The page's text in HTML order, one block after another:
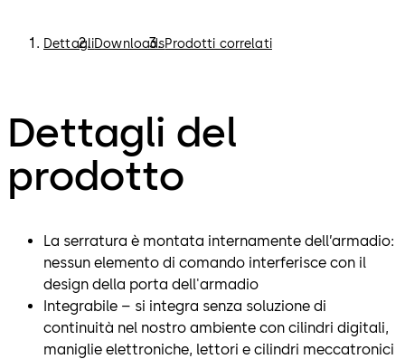
DettagliDownloadsProdotti correlati
Dettagli del
prodotto
La serratura è montata internamente dell’armadio:
nessun elemento di comando interferisce con il
design della porta dell'armadio
Integrabile – si integra senza soluzione di
continuità nel nostro ambiente con cilindri digitali,
maniglie elettroniche, lettori e cilindri meccatronici